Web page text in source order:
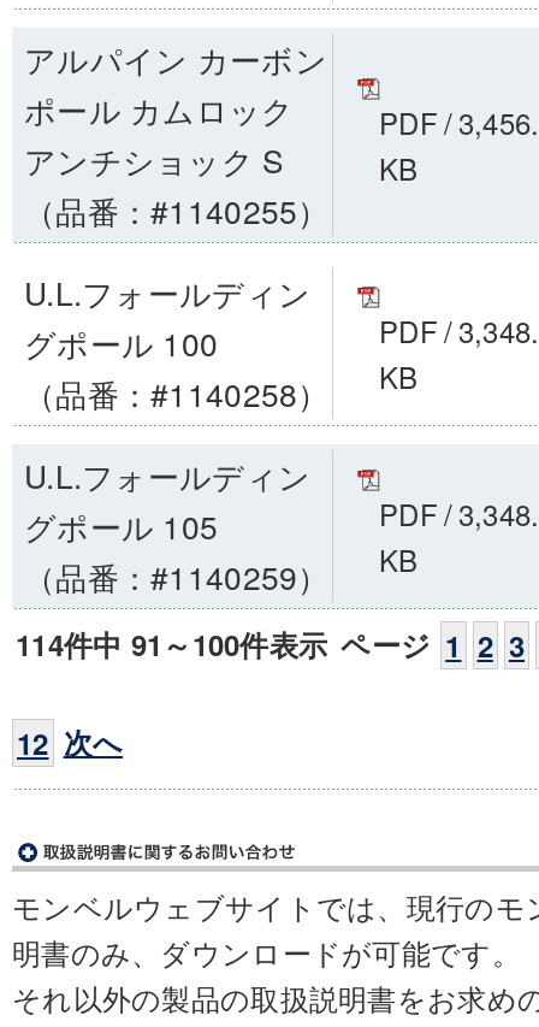
アルパイン カーボン
ポール カムロック
アンチショック S
（品番：#1140255）
PDF/
KB
U.L.フォールディン
グポール 100
（品番：#1140258）
PDF/
KB
U.L.フォールディン
グポール 105
（品番：#1140259）
PDF/
KB
114件中 91～100件表示 ページ 1 2 3
12 次へ
モンベルウェブサイトでは、現行のモ
明書のみ、ダウンロードが可能です。
それ以外の製品の取扱説明書をお求め